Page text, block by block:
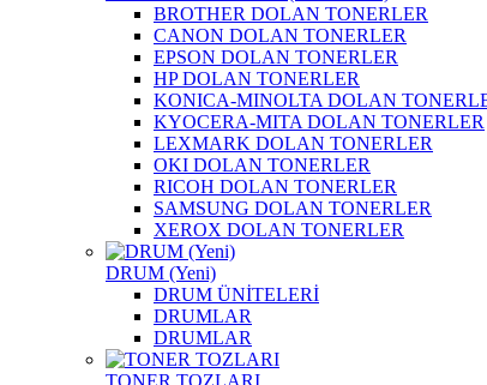
BROTHER DOLAN TONERLER
CANON DOLAN TONERLER
EPSON DOLAN TONERLER
HP DOLAN TONERLER
KONICA-MINOLTA DOLAN
KYOCERA-MITA DOLAN TONERLER
LEXMARK DOLAN TONERLER
OKI DOLAN TONERLER
RICOH DOLAN TONERLER
SAMSUNG DOLAN TONERLER
XEROX DOLAN TONERLER
DRUM (Yeni)
DRUM ÜNİTELERİ
DRUMLAR
DRUMLAR
TONER TOZLARI